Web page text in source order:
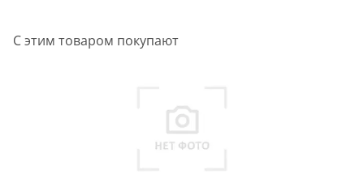
С этим товаром покупают